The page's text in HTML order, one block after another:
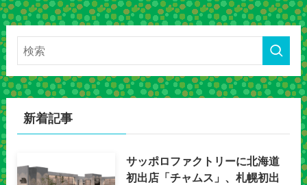
新着記事
サッポロファクトリーに北海道
初出店「チャムス」、札幌初出